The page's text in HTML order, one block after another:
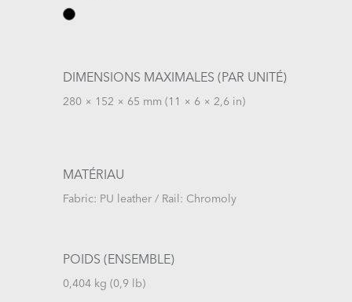
DIMENSIONS MAXIMALES (PAR UNITÉ)
280 × 152 × 65 mm (11 × 6 × 2,6 in)
MATÉRIAU
Fabric: PU leather / Rail: Chromoly
POIDS (ENSEMBLE)
0,404 kg (0,9 lb)